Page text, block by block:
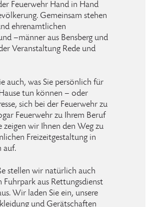
Feuerwehr Hand in Hand
Gemeinsam stehen
ehrenamtlichen
–männer aus Bensberg und
Veranstaltung Rede und
auch, was Sie persönlich für
tun können – oder
sich bei der Feuerwehr zu
Feuerwehr zu Ihrem Beruf
zeigen wir Ihnen den Weg zu
Freizeitgestaltung in
auf.
stellen wir natürlich auch
Fuhrpark aus Rettungsdienst
Wir laden Sie ein, unsere
und Gerätschaften